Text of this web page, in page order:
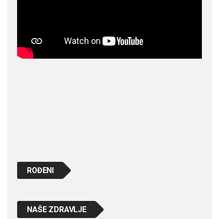
ROĐENI
NAŠE ZDRAVLJE